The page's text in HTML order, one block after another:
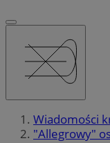
Wiadomości
"Allegrowy"